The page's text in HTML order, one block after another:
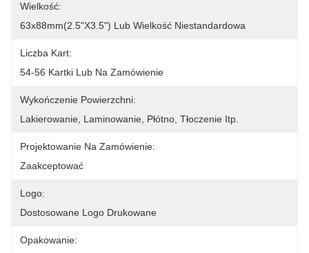
Wielkość:
63x88mm(2.5"x3.5") Lub Wielkość Niestandardowa
Liczba Kart:
54-56 Kartki Lub Na Zamówienie
Wykończenie Powierzchni:
Lakierowanie, Laminowanie, Płótno, Tłoczenie Itp.
Projektowanie Na Zamówienie:
Zaakceptować
Logo:
Dostosowane Logo Drukowane
Opakowanie: